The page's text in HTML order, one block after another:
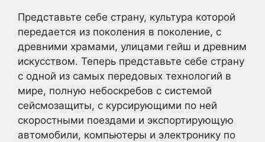
Представьте себе страну, культура которой
передается из поколения в поколение, с
древними храмами, улицами гейш и древним
искусством. Теперь представьте себе страну
с одной из самых передовых технологий в
мире, полную небоскребов с системой
сейсмозащиты, с курсирующими по ней
скоростными поездами и экспортирующую
автомобили, компьютеры и электронику по